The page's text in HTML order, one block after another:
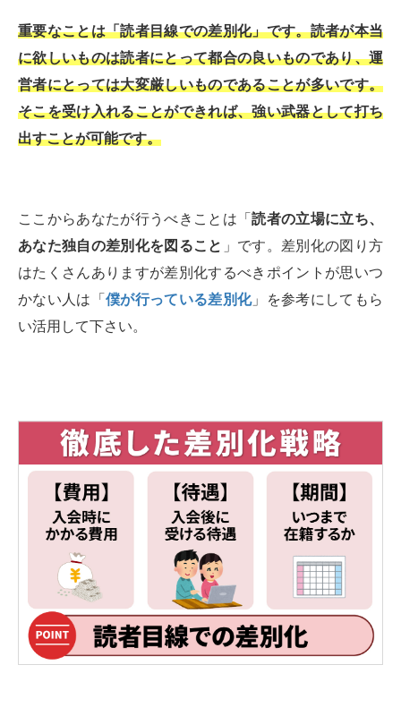
重要なことは「読者目線での差別化」です。読者が本当
に欲しいものは読者にとって都合の良いものであり、運
営者にとっては大変厳しいものであることが多いです。
そこを受け入れることができれば、強い武器として打ち
出すことが可能です。
ここからあなたが行うべきことは「読者の立場に立ち、
あなた独自の差別化を図ること 」です。差別化の図り方
はたくさんありますが差別化するべきポイントが思いつ
かない人は「 僕が行っている差別化」を参考にしてもら
い活用して下さい。